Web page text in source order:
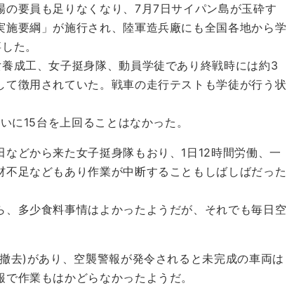
要員も足りなくなり、7月7日サイパン島が玉砕す
要綱」が施行され、陸軍造兵廠にも全国各地から学
た。
成工、女子挺身隊、動員学徒であり終戦時には約3
徴用されていた。戦車の走行テストも学徒が行う状
15台を上回ることはなかった。
どから来た女子挺身隊もおり、1日12時間労働、一
足などもあり作業が中断することもしばしばだった
多少食料事情はよかったようだが、それでも毎日空
)があり、空襲警報が発令されると未完成の車両は
作業もはかどらなかったようだ。